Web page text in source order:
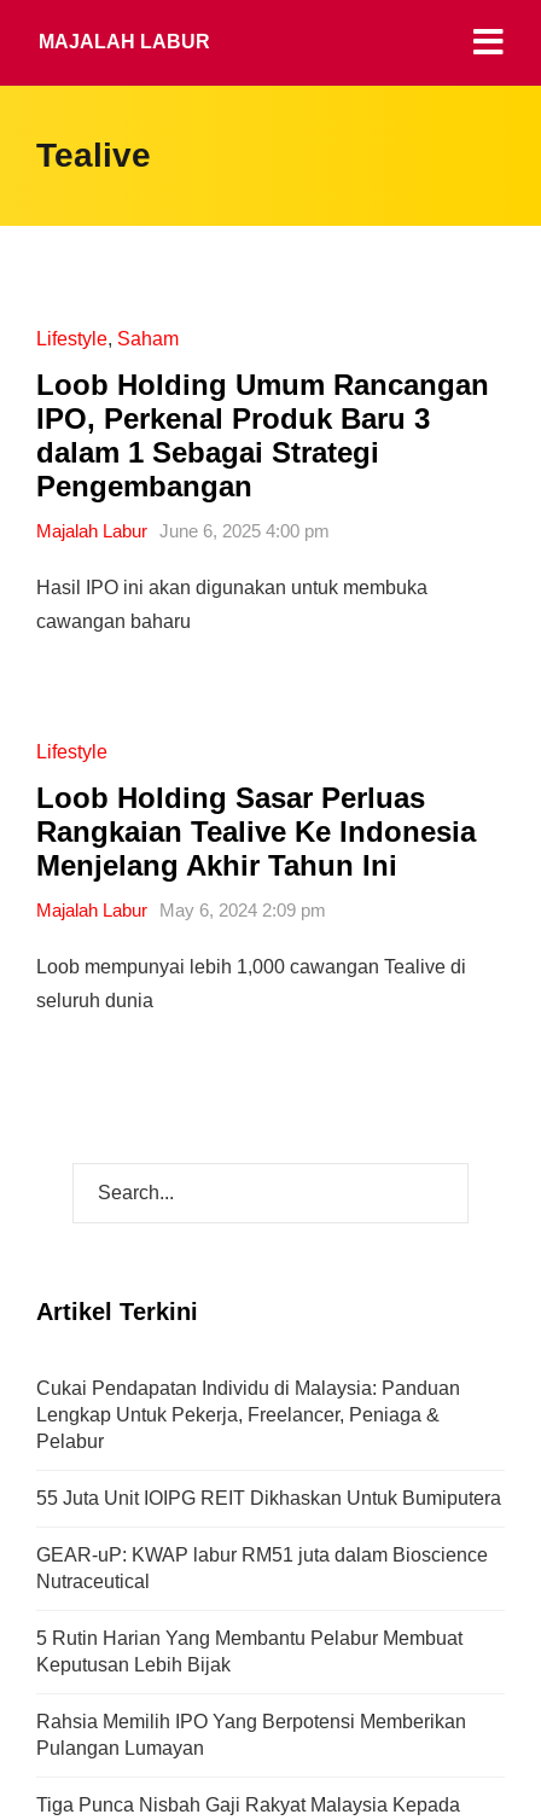
MAJALAH LABUR
Tealive
Lifestyle, Saham
Loob Holding Umum Rancangan
IPO, Perkenal Produk Baru 3
dalam 1 Sebagai Strategi
Pengembangan
Majalah Labur June 6, 2025 4:00 pm
Hasil IPO ini akan digunakan untuk membuka
cawangan baharu
Lifestyle
Loob Holding Sasar Perluas
Rangkaian Tealive Ke Indonesia
Menjelang Akhir Tahun Ini
Majalah Labur May 6, 2024 2:09 pm
Loob mempunyai lebih 1,000 cawangan Tealive di
seluruh dunia
Artikel Terkini
Cukai Pendapatan Individu di Malaysia: Panduan
Lengkap Untuk Pekerja, Freelancer, Peniaga &
Pelabur
55 Juta Unit IOIPG REIT Dikhaskan Untuk Bumiputera
GEAR-uP: KWAP labur RM51 juta dalam Bioscience
Nutraceutical
5 Rutin Harian Yang Membantu Pelabur Membuat
Keputusan Lebih Bijak
Rahsia Memilih IPO Yang Berpotensi Memberikan
Pulangan Lumayan
Tiga Punca Nisbah Gaji Rakyat Malaysia Kepada